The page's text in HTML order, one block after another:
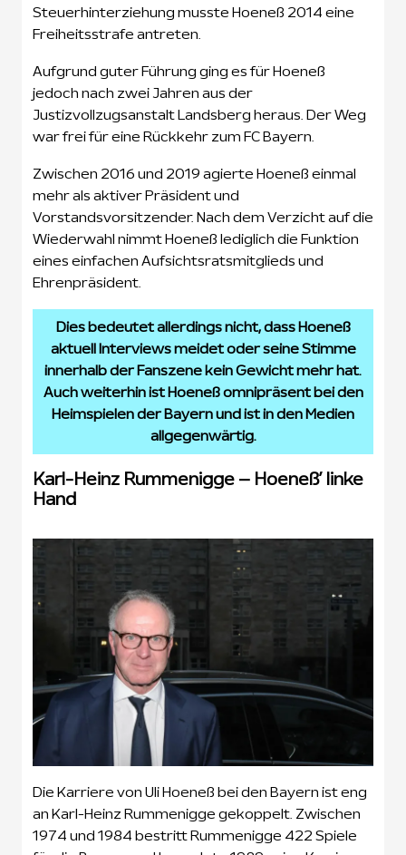
Steuerhinterziehung musste Hoeneß 2014 eine
Freiheitsstrafe antreten.
Aufgrund guter Führung ging es für Hoeneß
jedoch nach zwei Jahren aus der
Justizvollzugsanstalt Landsberg heraus. Der Weg
war frei für eine Rückkehr zum FC Bayern.
Zwischen 2016 und 2019 agierte Hoeneß einmal
mehr als aktiver Präsident und
Vorstandsvorsitzender. Nach dem Verzicht auf die
Wiederwahl nimmt Hoeneß lediglich die Funktion
eines einfachen Aufsichtsratsmitglieds und
Ehrenpräsident.
Dies bedeutet allerdings nicht, dass Hoeneß
aktuell Interviews meidet oder seine Stimme
innerhalb der Fanszene kein Gewicht mehr hat.
Auch weiterhin ist Hoeneß omnipräsent bei den
Heimspielen der Bayern und ist in den Medien
allgegenwärtig.
Karl-Heinz Rummenigge – Hoeneß’ linke
Hand
Die Karriere von Uli Hoeneß bei den Bayern ist eng
an Karl-Heinz Rummenigge gekoppelt. Zwischen
1974 und 1984 bestritt Rummenigge 422 Spiele